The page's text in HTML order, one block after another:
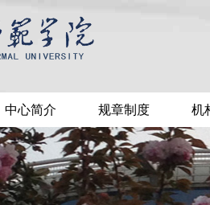
中心简介 规章制度 机